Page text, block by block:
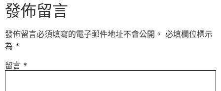
發佈留言
發佈留言必須填寫的電子郵件地址不會公開。 必填欄位標示
為 *
留言 *